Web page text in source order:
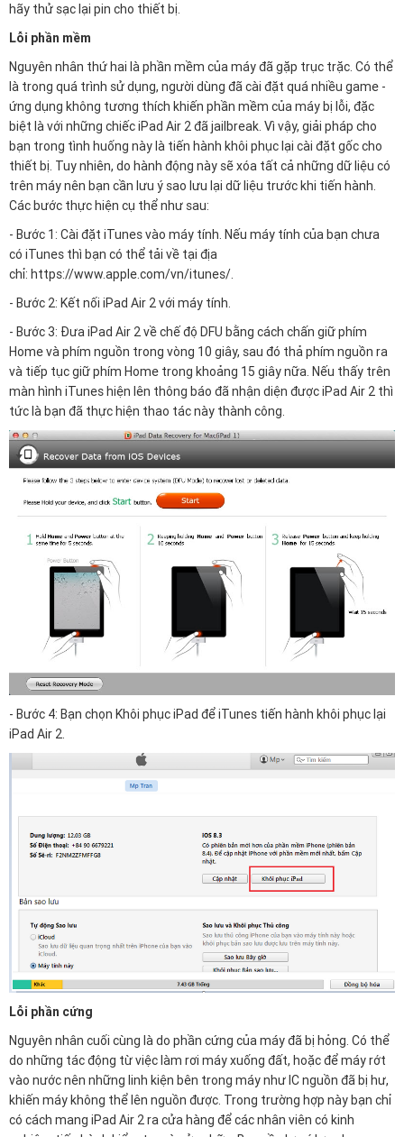
hãy thử sạc lại pin cho thiết bị.
Lỗi phần mềm
Nguyên nhân thứ hai là phần mềm của máy đã gặp trục trặc. Có thể
là trong quá trình sử dụng, người dùng đã cài đặt quá nhiều game -
ứng dụng không tương thích khiến phần mềm của máy bị lỗi, đặc
biệt là với những chiếc iPad Air 2 đã jailbreak. Vì vậy, giải pháp cho
bạn trong tình huống này là tiến hành khôi phục lại cài đặt gốc cho
thiết bị. Tuy nhiên, do hành động này sẽ xóa tất cả những dữ liệu có
trên máy nên bạn cần lưu ý sao lưu lại dữ liệu trước khi tiến hành.
Các bước thực hiện cụ thể như sau:
- Bước 1: Cài đặt iTunes vào máy tính. Nếu máy tính của bạn chưa
có iTunes thì bạn có thể tải về tại địa
chỉ: https://www.apple.com/vn/itunes/.
- Bước 2: Kết nối iPad Air 2 với máy tính.
- Bước 3: Đưa iPad Air 2 về chế độ DFU bằng cách chấn giữ phím
Home và phím nguồn trong vòng 10 giây, sau đó thả phím nguồn ra
và tiếp tục giữ phím Home trong khoảng 15 giây nữa. Nếu thấy trên
màn hình iTunes hiện lên thông báo đã nhận diện được iPad Air 2 thì
tức là bạn đã thực hiện thao tác này thành công.
- Bước 4: Bạn chọn Khôi phục iPad để iTunes tiến hành khôi phục lại
iPad Air 2.
Lỗi phần cứng
Nguyên nhân cuối cùng là do phần cứng của máy đã bị hỏng. Có thể
do những tác động từ việc làm rơi máy xuống đất, hoặc để máy rớt
vào nước nên những linh kiện bên trong máy như IC nguồn đã bị hư,
khiến máy không thể lên nguồn được. Trong trường hợp này bạn chỉ
có cách mang iPad Air 2 ra cửa hàng để các nhân viên có kinh